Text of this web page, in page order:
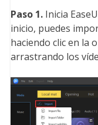
Paso 1.Inicia
inicio, puedes
haciendo clic en la
arrastrando los